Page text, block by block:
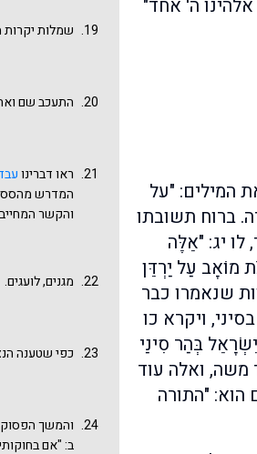
ה' אחד"
2 מי הוסיף את המילים: "על
ברוח תשובתו
יג: "אֵלֶּה
מוֹאָב עַל יַרְדֵּן
שנאמרו כבר
ויקרא כו
בְּהַר סִינַי
משה, ואלה עוד
הוא: "התורה
נד ע"ב: "רבי
אשר תשים
שם את התורה
כשולחן ערוך.
את הצורך
שמלות יקרות
התעכב שם
ראו דברינו
המדרש מהסס
והקשר
מגנים, לועגים.
כפי שטענה
והמשך הפסוק
ב: "אם